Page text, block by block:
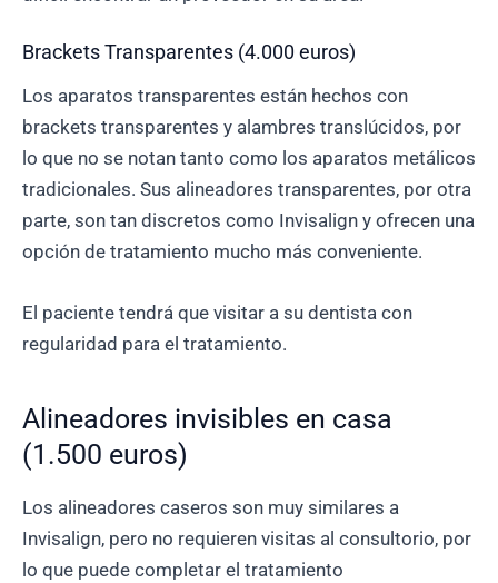
Brackets Transparentes (4.000 euros)
Los aparatos transparentes están hechos con
brackets transparentes y alambres translúcidos, por
lo que no se notan tanto como los aparatos metálicos
tradicionales. Sus alineadores transparentes, por otra
parte, son tan discretos como Invisalign y ofrecen una
opción de tratamiento mucho más conveniente.
El paciente tendrá que visitar a su dentista con
regularidad para el tratamiento.
Alineadores invisibles en casa
(1.500 euros)
Los alineadores caseros son muy similares a
Invisalign, pero no requieren visitas al consultorio, por
lo que puede completar el tratamiento